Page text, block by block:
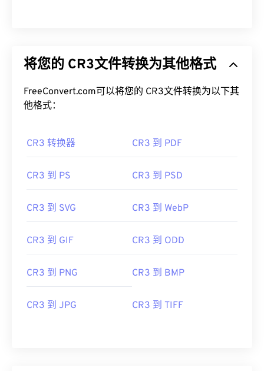
将您的 CR3文件转换为其他格式
FreeConvert.com可以将您的 CR3文件转换为以下其
他格式：
CR3 转换器 CR3 到 PDF
CR3 到 PS CR3 到 PSD
CR3 到 SVG CR3 到 WebP
CR3 到 GIF CR3 到 ODD
CR3 到 PNG CR3 到 BMP
CR3 到 JPG CR3 到 TIFF